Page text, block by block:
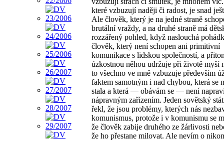
které vzbuzují naději či radost, je snad
Ale člověk, který je na jedné straně
brutální vraždy, a na druhé straně má
rozzářený pohled, když naslouchá
člověk, který není schopen ani primitivní
komunikace s lidskou společností, a
úzkostnou něhou udržuje při životě
to všechno ve mně vzbuzuje především
faktem samotným i nad chybou, která se
stala a která — obávám se — není
nápravným zařízením. Jeden sovětský
řekl, že jsou problémy, kterých nás
komunismus, protože i v komunismu se
že člověk zabije druhého ze žárlivosti
že ho přestane milovat. Ale nevím o